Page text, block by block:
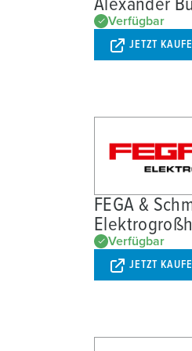
Alexander
Verfügbar
JETZT
FEGA &
Verfügbar
JETZT